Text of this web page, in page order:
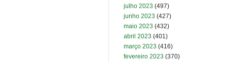
julho 2023 (497)
junho 2023 (427)
maio 2023 (432)
abril 2023 (401)
março 2023 (416)
fevereiro 2023 (370)